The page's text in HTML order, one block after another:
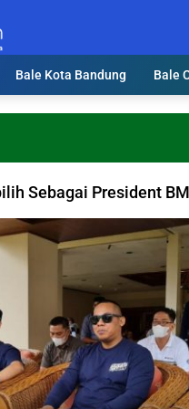
Bale Kota Bandung Bale
Sebagai President